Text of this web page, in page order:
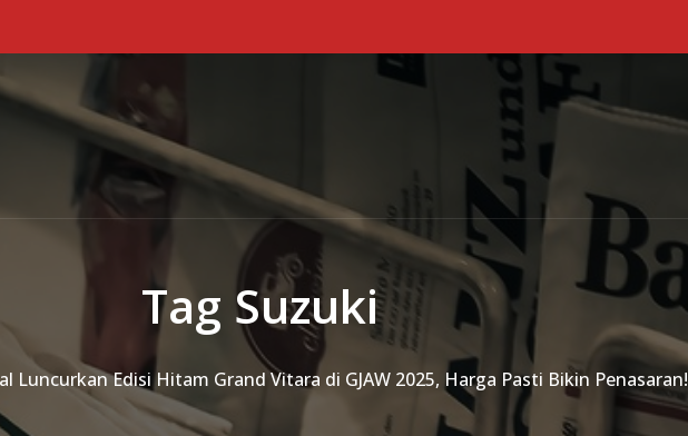
Tag Suzuki
Luncurkan Edisi Hitam Grand Vitara di GJAW 2025, Harga Pasti Bikin Penasaran!